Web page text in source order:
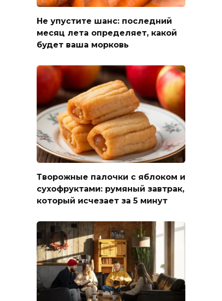
Не упустите шанс: последний
месяц лета определяет, какой
будет ваша морковь
Творожные палочки с яблоком и
сухофруктами: румяный завтрак,
который исчезает за 5 минут